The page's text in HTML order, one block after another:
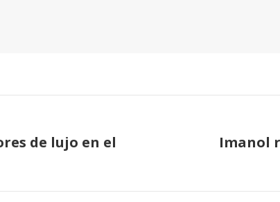
de lujo en el
Publicación
Imanol